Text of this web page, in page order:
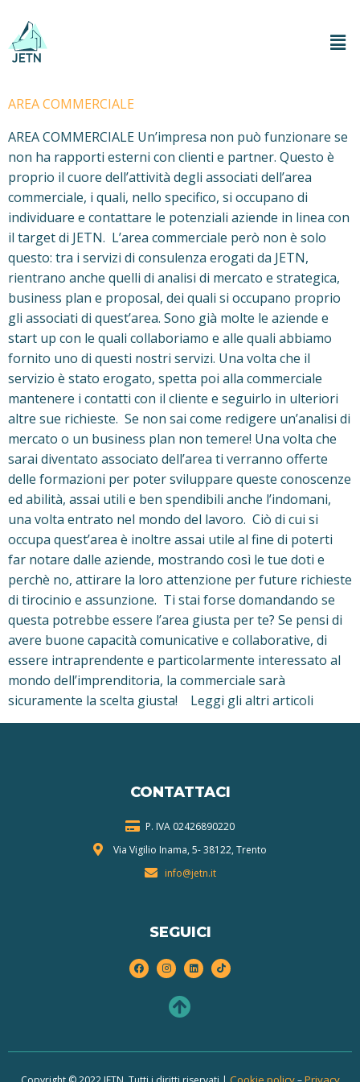
AREA COMMERCIALE
AREA COMMERCIALE Un’impresa non può funzionare se
non ha rapporti esterni con clienti e partner. Questo è
proprio il cuore dell’attività degli associati dell’area
commerciale, i quali, nello specifico, si occupano di
individuare e contattare le potenziali aziende in linea con
il target di JETN. L’area commerciale però non è solo
questo: tra i servizi di consulenza erogati da JETN,
rientrano anche quelli di analisi di mercato e strategica,
business plan e proposal, dei quali si occupano proprio
gli associati di quest’area. Sono già molte le aziende e
start up con le quali collaboriamo e alle quali abbiamo
fornito uno di questi nostri servizi. Una volta che il
servizio è stato erogato, spetta poi alla commerciale
mantenere i contatti con il cliente e seguirlo in ulteriori
altre sue richieste. Se non sai come redigere un’analisi di
mercato o un business plan non temere! Una volta che
sarai diventato associato dell’area ti verranno offerte
delle formazioni per poter sviluppare queste conoscenze
ed abilità, assai utili e ben spendibili anche l’indomani,
una volta entrato nel mondo del lavoro. Ciò di cui si
occupa quest’area è inoltre assai utile al fine di poterti
far notare dalle aziende, mostrando così le tue doti e
perchè no, attirare la loro attenzione per future richieste
di tirocinio e assunzione. Ti stai forse domandando se
questa potrebbe essere l’area giusta per te? Se pensi di
avere buone capacità comunicative e collaborative, di
essere intraprendente e particolarmente interessato al
mondo dell’imprenditoria, la commerciale sarà
sicuramente la scelta giusta! Leggi gli altri articoli
CONTATTACI
P. IVA 02426890220
Via Vigilio Inama, 5-38122, Trento
info@jetn.it
SEGUICI